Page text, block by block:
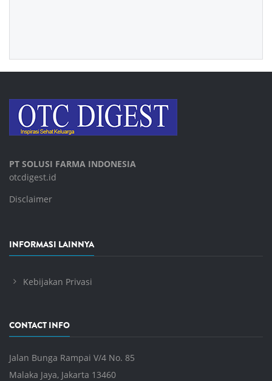
PT SOLUSI FARMA INDONESIA
otcdigest.id
Disclaimer
INFORMASI LAINNYA
Kebijakan Privasi
CONTACT INFO
Jalan Bunga Rampai V/4 No. 85
Malaka Jaya, Jakarta 13460